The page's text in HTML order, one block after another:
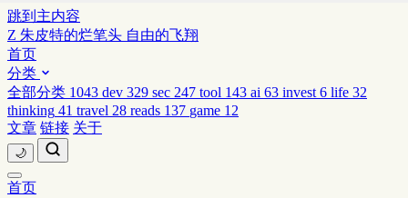
跳到主内容
Z 朱皮特的烂笔头 自由的飞翔
首页
分类
全部分类 1043 dev 329 sec 247 tool 143 ai 63 invest 6 life 32
thinking 41 travel 28 reads 137 game 12
文章 链接 关于
🌙
首页